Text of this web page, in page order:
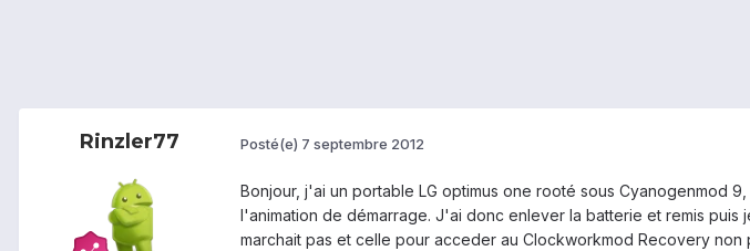
Rinzler77 Posté(e) 7 septembre 2012
Bonjour, j'ai un portable LG optimus one rooté sous Cyanogenmod
l'animation de démarrage. J'ai donc enlever la batterie et remis puis
marchait pas et celle pour acceder au Clockworkmod Recovery